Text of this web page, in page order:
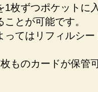
1枚ずつポケットに
ことが可能です。
ってはリフィルシ
ものカードが保管